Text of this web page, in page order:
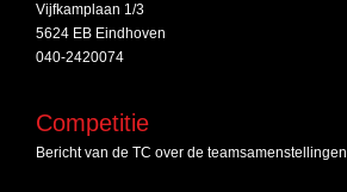
Vijfkamplaan 1/3
5624 EB Eindhoven
040-2420074
Competitie
Bericht van de TC over de teamsamenstellingen